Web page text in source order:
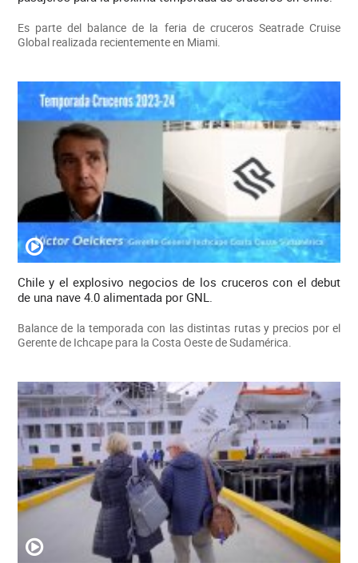
Es parte del balance de la feria de cruceros Seatrade Cruise
Global realizada recientemente en Miami.
Chile y el explosivo negocios de los cruceros con el debut
de una nave 4.0 alimentada por GNL.
Balance de la temporada con las distintas rutas y precios por el
Gerente de Ichcape para la Costa Oeste de Sudamérica.